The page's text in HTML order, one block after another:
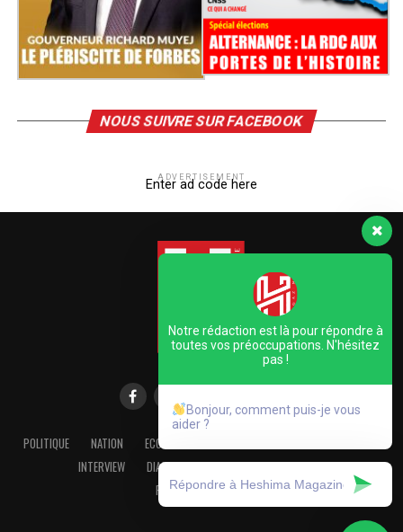
NOUS SUIVRE SUR FACEBOOK
ADVERTISEMENT
Enter ad code here
POLITIQUE NATION ECONOMIE
INTERVIEW
DIASPORA INTERNATIONAL
CULTURE
FAITES-NOUS CONFIANCE
Notre rédaction est là pour répondre à
toutes vos préoccupations. N'hésitez
pas !
Bonjour, comment puis-je vous
aider ?